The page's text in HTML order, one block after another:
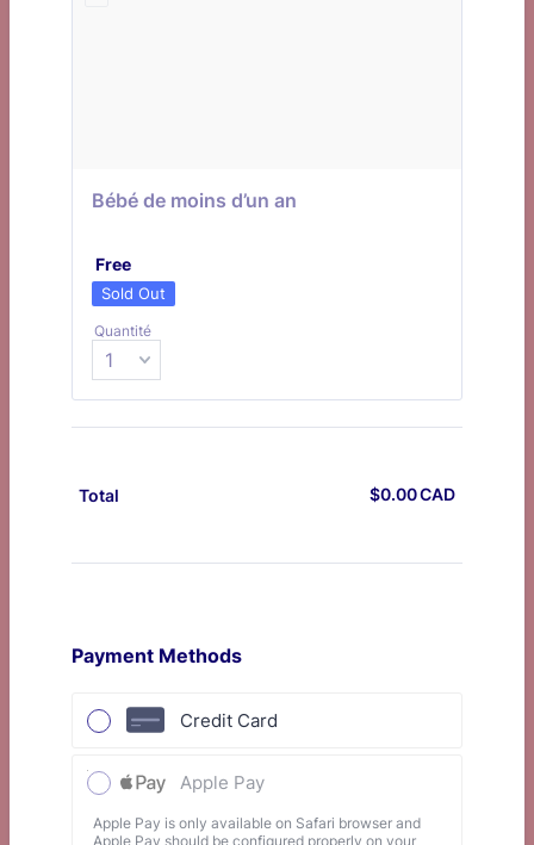
Bébé de moins d’un an
Free
Free
Sold Out
Quantité
Total $0.00
$0.00CAD
Payment Methods
Credit Card
Apple Pay
Apple Pay is only available on Safari browser and
Apple Pay should be configured properly on your